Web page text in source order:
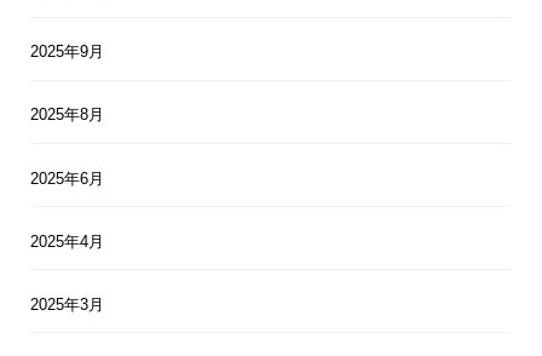
2025年9月
2025年8月
2025年6月
2025年4月
2025年3月